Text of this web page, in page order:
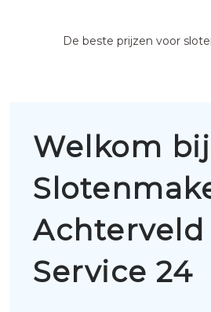
De beste prijzen voor
Welkom bij
Achterveld
Service 24